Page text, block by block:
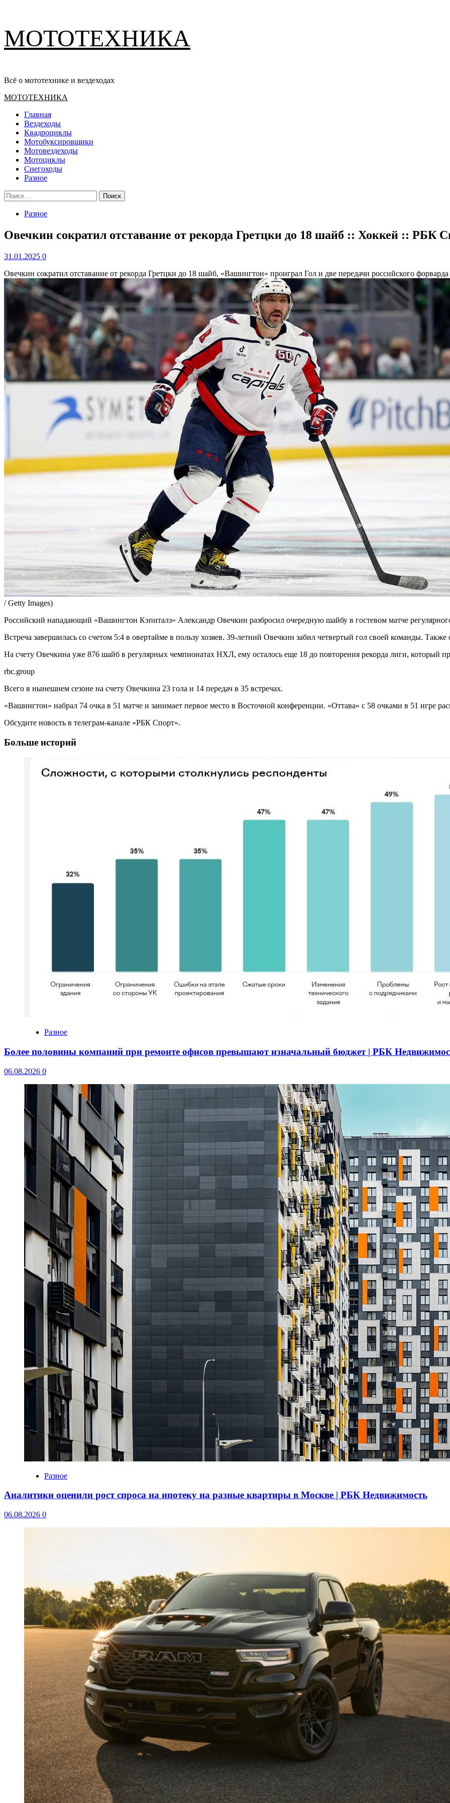
содержимому
МОТОТЕХНИКА
Всё о мототехнике и вездеходах
Основное
МОТОТЕХНИКА
Главная
Вездеходы
Квадроциклы
Мотобуксировщики
Мотовездеходы
Мотоциклы
Снегоходы
Разное
Найти:
Разное
Овечкин сократил отставание от рекорда Гретцки до 18 шайб :: Хоккей :: РБК
31.01.2025 0
Овечкин сократил отставание от рекорда Гретцки до 18 шайб, «Вашингтон» проиграл Гол и две передачи российского
/ Getty Images)
Российский нападающий «Вашингтон Кэпиталз» Алекcандр Овечкин разбросил очередную шайбу в гостевом матче
Встреча завершилась со счетом 5:4 в овертайме в пользу хозяев. 39-летний Овечкин забил четвертый гол своей команды.
На счету Овечкина уже 876 шайб в регулярных чемпионатах НХЛ, ему осталось еще 18 до повторения рекорда лиги, который
rbc.group
Всего в нынешнем сезоне на счету Овечкина 23 гола и 14 передач в 35 встречах.
«Вашингтон» набрал 74 очка в 51 матче и занимает первое место в Восточной конференции. «Оттава» с 58 очками в 51 игре
Обсудите новость в телеграм-канале «РБК Спорт».
Больше историй
Разное
Более половины компаний при ремонте офисов превышают изначальный бюджет | РБК
06.08.2026 0
Разное
Аналитики оценили рост спроса на ипотеку на разные квартиры в Москве | РБК Недвижимость
06.08.2026 0